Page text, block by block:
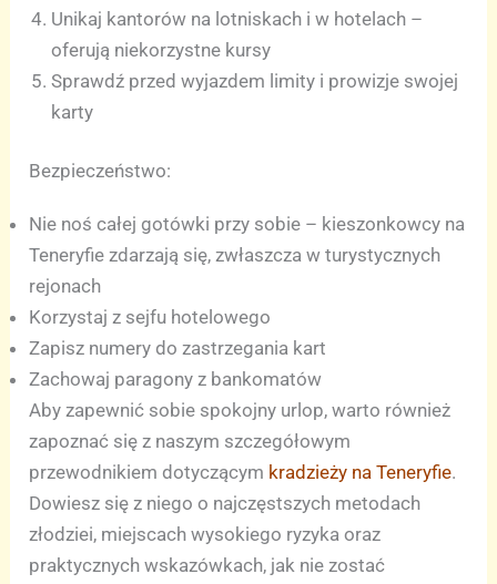
Unikaj kantorów na lotniskach i w hotelach –
oferują niekorzystne kursy
Sprawdź przed wyjazdem limity i prowizje swojej
karty
Bezpieczeństwo:
Nie noś całej gotówki przy sobie – kieszonkowcy na
Teneryfie zdarzają się, zwłaszcza w turystycznych
rejonach
Korzystaj z sejfu hotelowego
Zapisz numery do zastrzegania kart
Zachowaj paragony z bankomatów
Aby zapewnić sobie spokojny urlop, warto również
zapoznać się z naszym szczegółowym
przewodnikiem dotyczącym kradzieży na Teneryfie.
Dowiesz się z niego o najczęstszych metodach
złodziei, miejscach wysokiego ryzyka oraz
praktycznych wskazówkach, jak nie zostać